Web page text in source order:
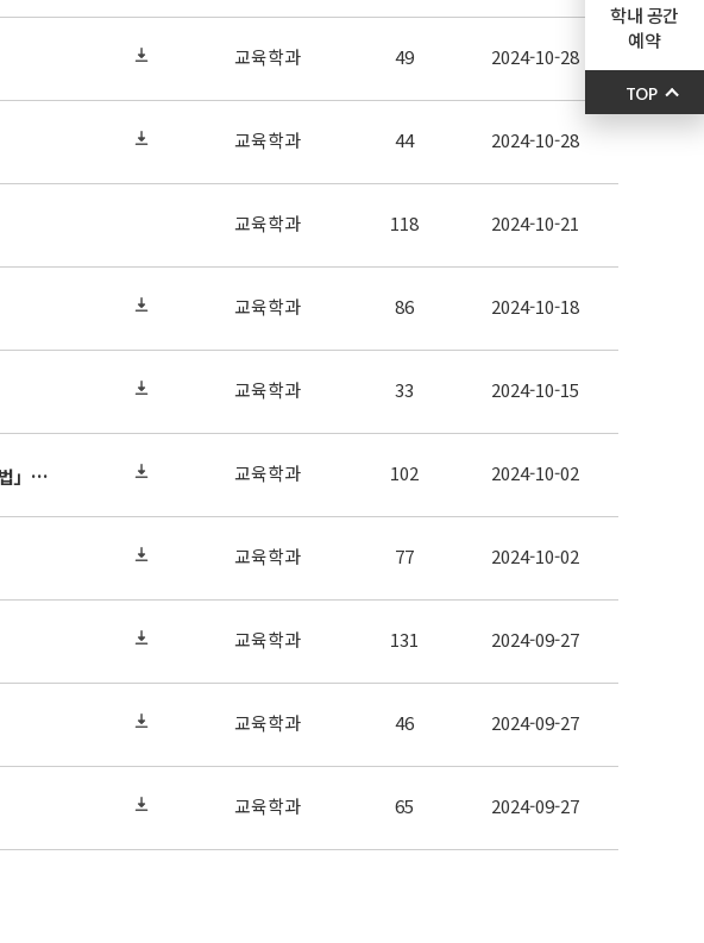
교육학과 49 2024-10-28
교육학과 44 2024-10-28
교육학과 118 2024-10-21
교육학과 86 2024-10-18
교육학과 33 2024-10-15
2024년도 제5차 「찾아가는 연구자 교육: 생명윤리법 및 IRB 심의의뢰서 작성법」 교육 안내 교육학과 102 2024-10-02
교육학과 77 2024-10-02
교육학과 131 2024-09-27
교육학과 46 2024-09-27
교육학과 65 2024-09-27
학내 공간
예약
TOP